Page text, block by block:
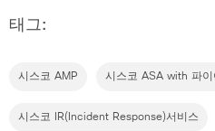
태그:
시스코 AMP 시스코 ASA with 파이
시스코 IR(Incident Response)서비스